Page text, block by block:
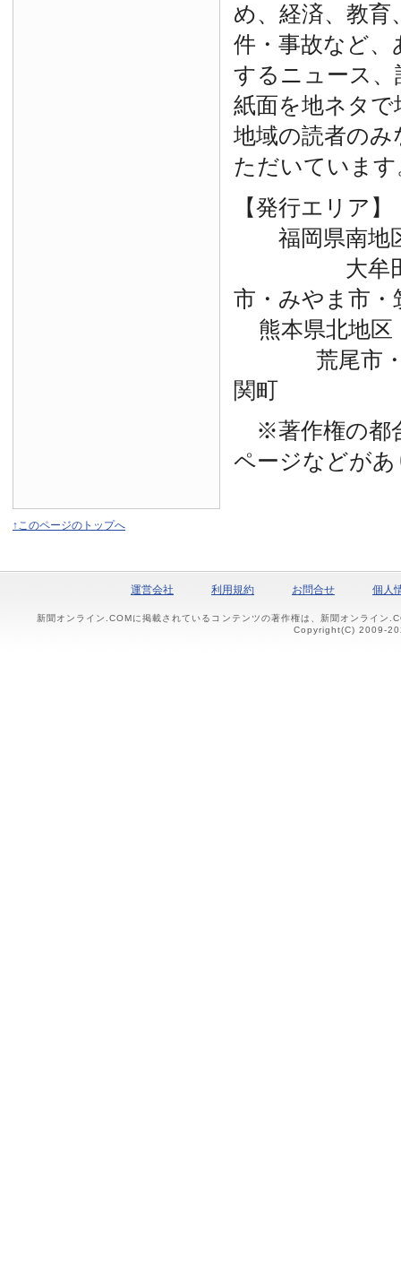
め、経済、教育
件・事故など
するニュース
紙面を地ネタ
地域の読者の
ただいています
【発行エリア】
福岡県南地
大牟田市
市・みやま市・
熊本県北地区
荒尾市・玉
関町
※著作権の都
ページなどが
↑このページのトップへ
運営会社 利用規約 お問合せ 個人
新聞オンライン.COMに掲載されているコンテンツの著作権は、新聞オンライン
Copyright(C) 2009-